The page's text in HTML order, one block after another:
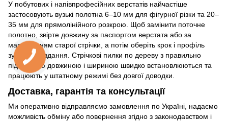
У побутових і напівпрофесійних верстатів найчастіше
застосовують вузькі полотна 6–10 мм для фігурної різки та 20–
35 мм для прямолінійного розкрою. Щоб замінити поточне
полотно, звірте довжину за паспортом верстата або за
маркуванням старої стрічки, а потім оберіть крок і профіль
зуба під завдання. Стрічкові пилки по дереву з правильно
підібраною довжиною і шириною швидко встановлюються та
працюють у штатному режимі без довгої доводки.
Доставка, гарантія та консультації
Ми оперативно відправляємо замовлення по Україні, надаємо
можливість обміну або повернення згідно з законодавством і